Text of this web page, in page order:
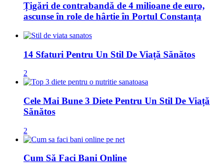
Țigări de contrabandă de 4 milioane de euro,
ascunse în role de hârtie în Portul Constanța
14 Sfaturi Pentru Un Stil De Viață Sănătos
2
Cele Mai Bune 3 Diete Pentru Un Stil De Viață
Sănătos
2
Cum Să Faci Bani Online